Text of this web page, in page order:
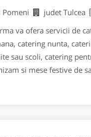
Pomeni judet Tulcea
va ofera servicii de
catering nunta,
sau scoli, catering
si mese festive de